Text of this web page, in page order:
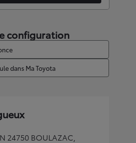
configuration
dans Ma Toyota
24750 BOULAZAC,